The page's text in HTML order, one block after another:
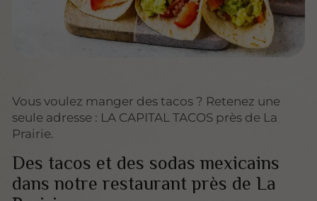
Vous voulez manger des tacos ? Retenez une
seule adresse : LA CAPITAL TACOS près de La
Prairie.
Des tacos et des sodas mexicains
dans notre restaurant près de La